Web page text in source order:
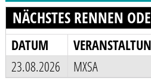
NÄCHSTES RENNEN
DATUM
23.08.2026
MXSA